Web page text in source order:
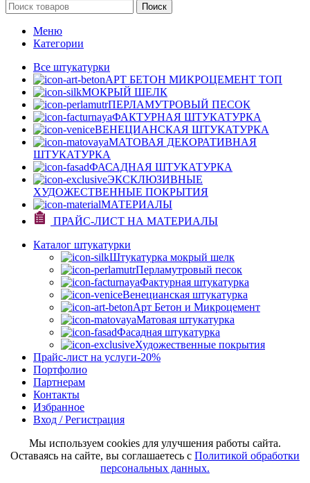
Поиск
Меню
Категории
Все штукатурки
АРТ БЕТОН МИКРОЦЕМЕНТ ТОП
МОКРЫЙ ШЕЛК
ПЕРЛАМУТРОВЫЙ ПЕСОК
ФАКТУРНАЯ ШТУКАТУРКА
ВЕНЕЦИАНСКАЯ ШТУКАТУРКА
МАТОВАЯ ДЕКОРАТИВНАЯ
ШТУКАТУРКА
ФАСАДНАЯ ШТУКАТУРКА
ЭКСКЛЮЗИВНЫЕ
ХУДОЖЕСТВЕННЫЕ ПОКРЫТИЯ
МАТЕРИАЛЫ
ПРАЙС-ЛИСТ НА МАТЕРИАЛЫ
Каталог штукатурки
Штукатурка мокрый шелк
Перламутровый песок
Фактурная штукатурка
Венецианская штукатурка
Арт Бетон и Микроцемент
Матовая штукатурка
Фасадная штукатурка
Художественные покрытия
Прайс-лист на услуги-20%
Портфолио
Партнерам
Контакты
Избранное
Вход / Регистрация
Мы используем cookies для улучшения работы сайта.
Оставаясь на сайте, вы соглашаетесь с Политикой обработки
персональных данных.